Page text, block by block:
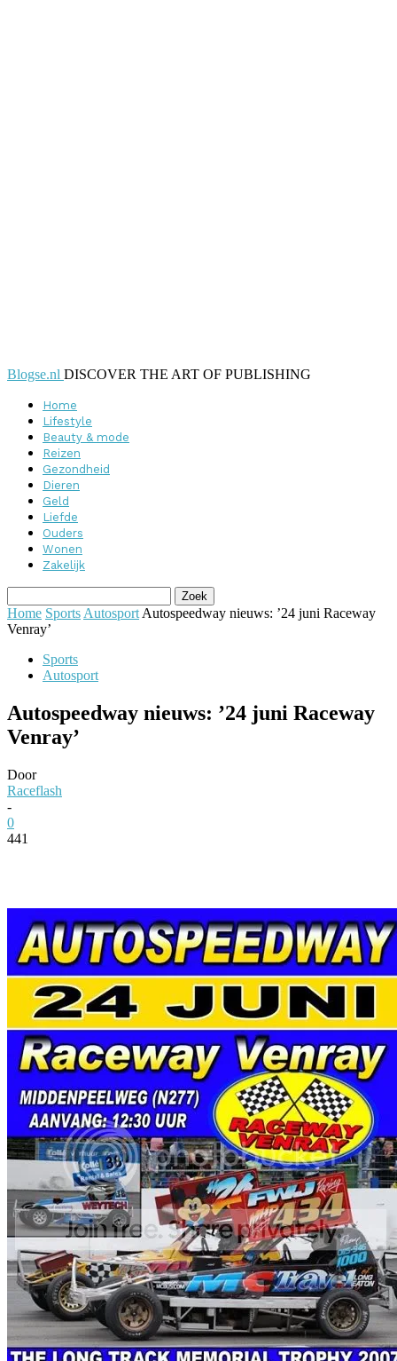
Blogse.nl DISCOVER THE ART OF PUBLISHING
Home
Lifestyle
Beauty & mode
Reizen
Gezondheid
Dieren
Geld
Liefde
Ouders
Wonen
Zakelijk
Home Sports Autosport Autospeedway nieuws: ’24 juni Raceway
Venray’
Sports
Autosport
Autospeedway nieuws: ’24 juni Raceway
Venray’
Door
Raceflash
-
0
441